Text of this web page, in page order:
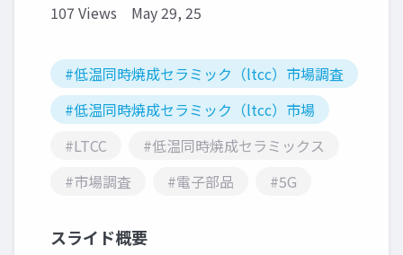
107 Views May 29, 25
#低温同時焼成セラミック（ltcc）市場調査
#低温同時焼成セラミック（ltcc）市場
#LTCC
#低温同時焼成セラミックス
#市場調査
#電子部品 #5G
スライド概要